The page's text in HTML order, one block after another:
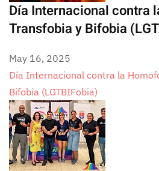
Día Internacional contra
Transfobia y Bifobia
May 16, 2025
Día Internacional contra la
Bifobia (LGTBIFobia)